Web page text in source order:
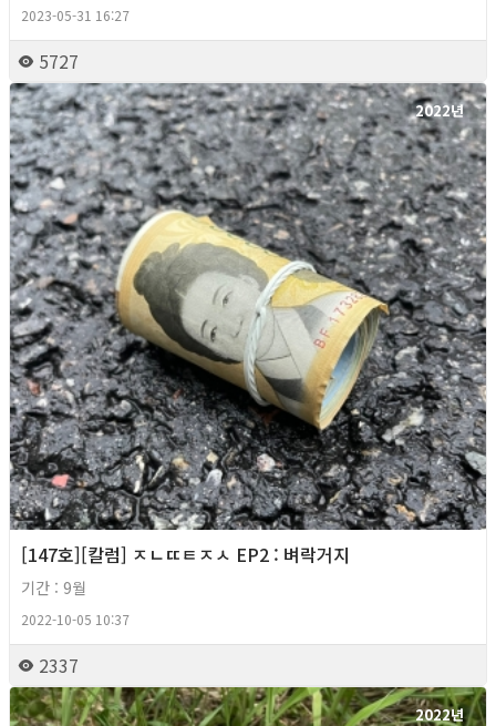
2023-05-31 16:27
5727
2022년
[147호][칼럼] ㅈㄴㄸㅌㅈㅅ EP2 : 벼락거지
기간 : 9월
2022-10-05 10:37
2337
2022년